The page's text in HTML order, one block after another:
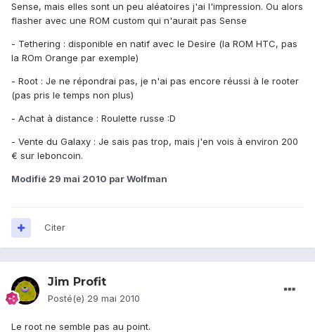
Sense, mais elles sont un peu aléatoires j'ai l'impression. Ou alors
flasher avec une ROM custom qui n'aurait pas Sense
- Tethering : disponible en natif avec le Desire (la ROM HTC, pas
la ROm Orange par exemple)
- Root : Je ne répondrai pas, je n'ai pas encore réussi à le rooter
(pas pris le temps non plus)
- Achat à distance : Roulette russe :D
- Vente du Galaxy : Je sais pas trop, mais j'en vois à environ 200
€ sur leboncoin.
Modifié 29 mai 2010 par Wolfman
Citer
Jim Profit
Posté(e) 29 mai 2010
Le root ne semble pas au point.